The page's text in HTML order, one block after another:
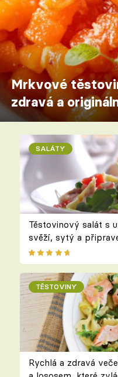
Mrkvové
zdravá a
SALÁTY
Těstovinový salát s
svěží, sytý a
TĚSTOVINY
Rychlá a zdravá